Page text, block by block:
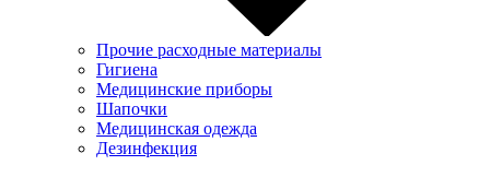
Прочие расходные материалы
Гигиена
Медицинские приборы
Шапочки
Медицинская одежда
Дезинфекция